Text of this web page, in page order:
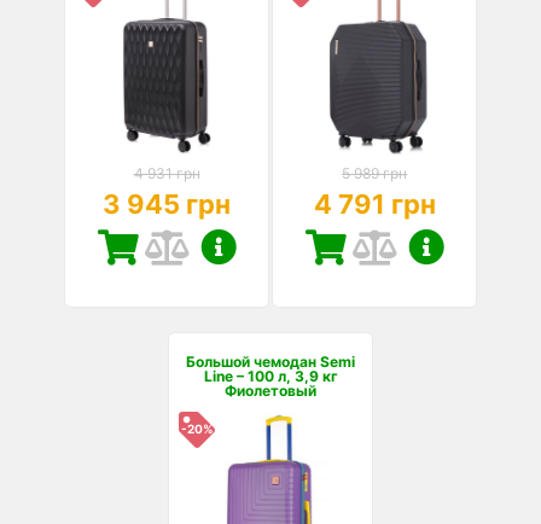
4 931 грн
3 945 грн
5 989 грн
4 791 грн
Большой чемодан Semi
Line – 100 л, 3,9 кг
Фиолетовый
-20%